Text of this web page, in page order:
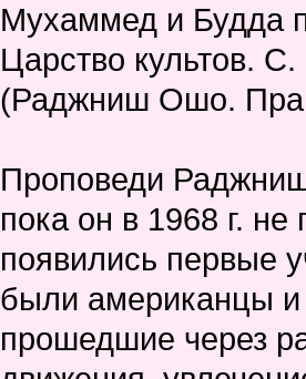
Мухаммед и Будда
Царство культов.
(Раджниш Ошо.
Проповеди
пока он в 1968 г.
появились первые
были американцы и
прошедшие через